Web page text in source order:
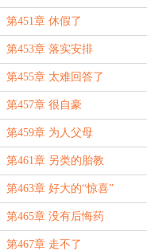
第451章 休假了
第453章 落实安排
第455章 太难回答了
第457章 很自豪
第459章 为人父母
第461章 另类的胎教
第463章 好大的“惊喜”
第465章 没有后悔药
第467章 走不了